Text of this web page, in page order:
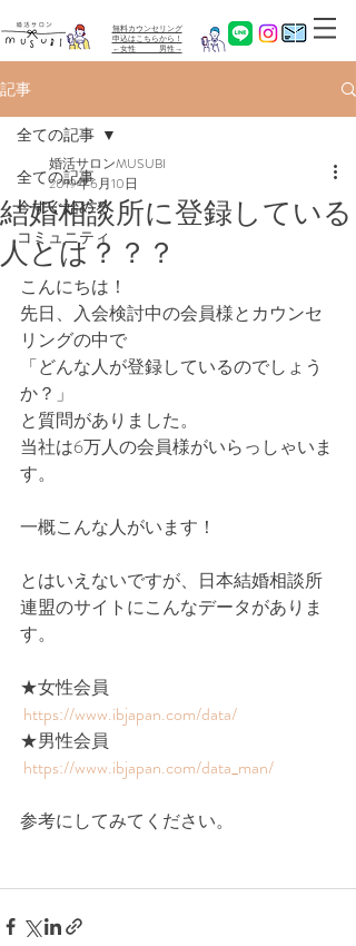
無料カウンセリング
​申込はこちらから！
←女性 男性→
記事
全ての記事
今すぐ始める
コミュニティ
全ての記事
結婚相談所に登録している
人とは？？？
婚活サロンMUSUBI
2019年6月10日
こんにちは！
先日、入会検討中の会員様とカウンセ
リングの中で
「どんな人が登録しているのでしょう
か？」
と質問がありました。
当社は6万人の会員様がいらっしゃいま
す。
一概こんな人がいます！
とはいえないですが、日本結婚相談所
連盟のサイトにこんなデータがありま
す。
★女性会員
https://www.ibjapan.com/data/
★男性会員
https://www.ibjapan.com/data_man/
参考にしてみてください。